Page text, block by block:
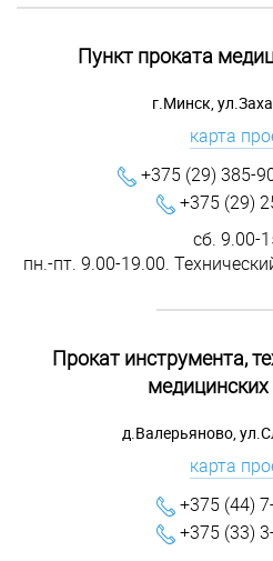
Пункт проката
г.Минск,
карта
+375 (29) 385-
+375 (29)
сб. 9.00-
пн.-пт. 9.00-19.00.
Прокат инструмента,
д.Валерьяново,
карта
+375 (44)
+375 (33)